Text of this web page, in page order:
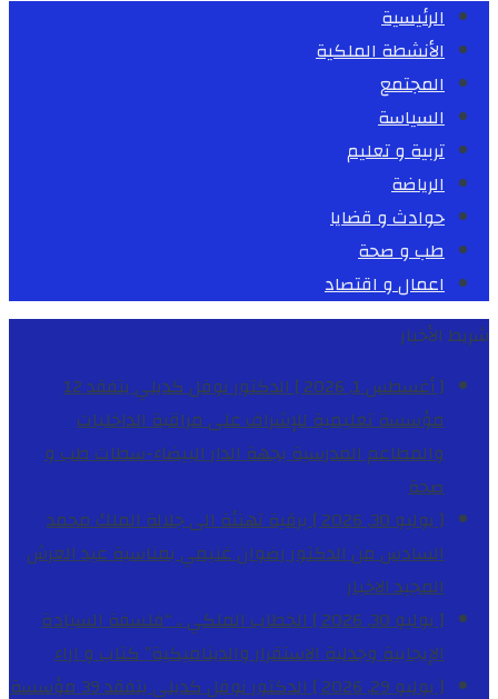
الرئيسية
الأنشطة الملكية
المجتمع
السياسة
تربية و تعليم
الرياضة
حوادث و قضايا
طب و صحة
اعمال و اقتصاد
شريط الأخبار
[ أغسطس 1, 2026 ]
الدكتور نوفل كديلي يتفقد 12
مؤسسة تعليمية للإشراف على مراقبة الداخليات
والمطاعم المدرسية بجهة الدار البيضاء-سطاتطب و
صحة
[ يوليو 30, 2026 ]
برقية تهنئة الى جلالة الملك محمد
السادس من الدكتور رضوان غنيمي بمناسبة عيد العرش
المجيدالاخبار
[ يوليو 30, 2026 ]
الخطاب الملكي .. “فلسفة السيادة
الإيجابية وجدلية الاستقرار والديناميكية”كتاب و اراء
[ يوليو 29, 2026 ]
الدكتور نوفل كديلي يتفقد 39 مؤسسة